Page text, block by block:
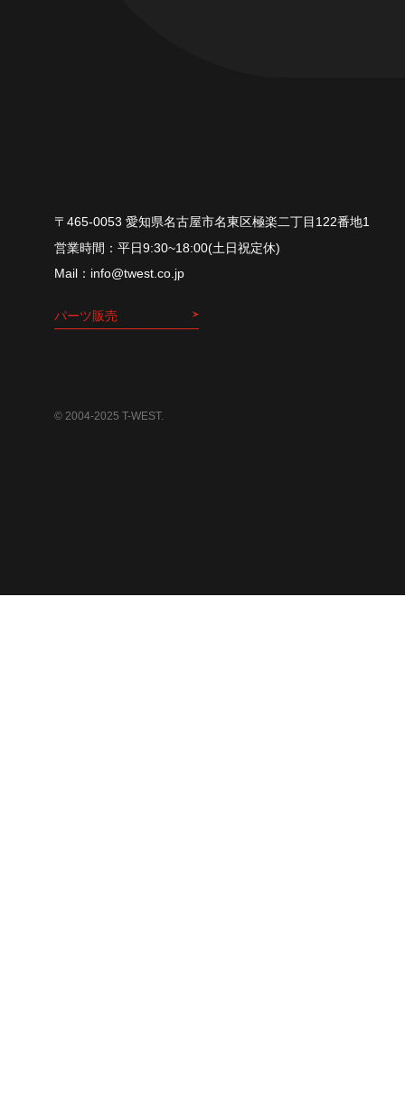
〒465-0053 愛知県名古屋市名東区極楽二丁目122番地1
平⽇9:30~18:00(⼟⽇祝定休)
info@twest.co.jp
パーツ販売
© 2004-2025 T-WEST.